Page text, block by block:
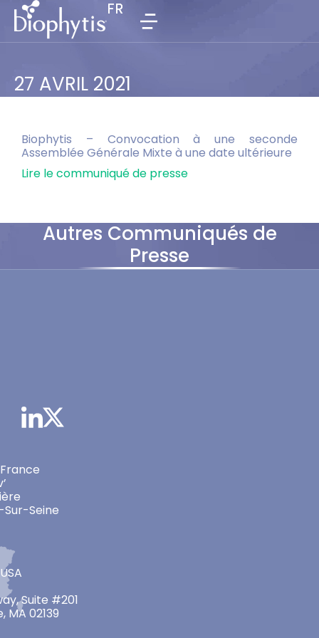
FR
FR
27 AVRIL 2021
Biophytis – Convocation à une seconde
Assemblée Générale Mixte à une date ultérieure
Lire le communiqué de presse
Autres Communiqués de
Presse
France
Seine
Suite #201
MA 02139